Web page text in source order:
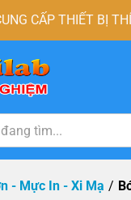
CẤP THIẾT BỊ
- Mực In - Xi Mạ /